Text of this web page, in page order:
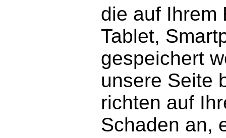
die auf Ihrem
Tablet,
gespeichert
unsere Seite
richten auf
Schaden an,